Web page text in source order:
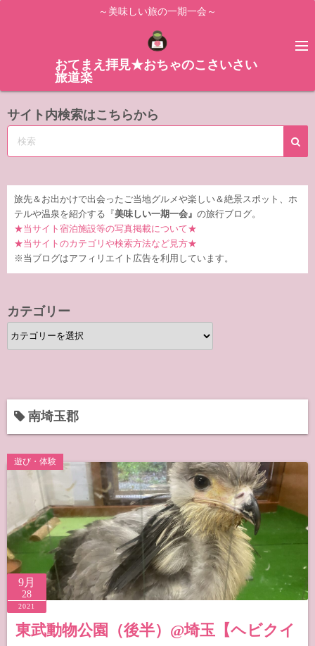
ス
ッ
～美味しい旅の一期一会～
おてまえ拝見★おちゃのこさいさい
旅道楽
サイト内検索はこちらから
旅先＆お出かけで出会ったご当地グルメや楽しい＆絶景スポット、ホ
テルや温泉を紹介する『 美味しい一期一会』 の旅行ブログ。
★当サイト宿泊施設等の写真掲載について★
★当サイトのカテゴリや検索方法など見方★
※当ブログはアフィリエイト広告を利用しています。
カテゴリー
カ
テ
ー
南埼玉郡
遊び・体験
9月
28
2021
東武動物公園（後半）@埼玉【ヘビクイ